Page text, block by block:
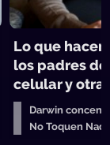
Lo que
los padres
celular y
Darwin
No Toquen